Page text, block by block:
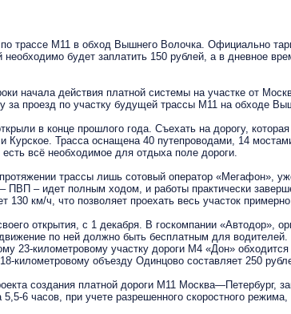
трассе М11 в обход Вышнего Волочка. Официально
будет заплатить 150 рублей, а в дневное
начала действия платной системы на участке от
за проезд по участку будущей трассы М11 на обходе
в конце прошлого года. Съехать на дорогу,
Курское. Трасса оснащена 40 путепроводами, 14
всё необходимое для отдыха поле дороги.
трассы лишь сотовый оператор «Мегафон»,
ПВП – идет полным ходом, и работы практически
130 км/ч, что позволяет проехать весь участок
открытия, с 1 декабря. В госкомпании «Автодор»,
по ней должно быть бесплатным для
23-километровому участку дороги М4 «Дон»
километровому объезду Одинцово составляет 250
создания платной дороги М11 Москва—Петербург,
6 часов, при учете разрешенного скоростного